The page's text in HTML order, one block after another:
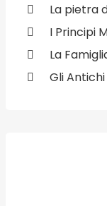
La pietra
I Principi
La
Gli